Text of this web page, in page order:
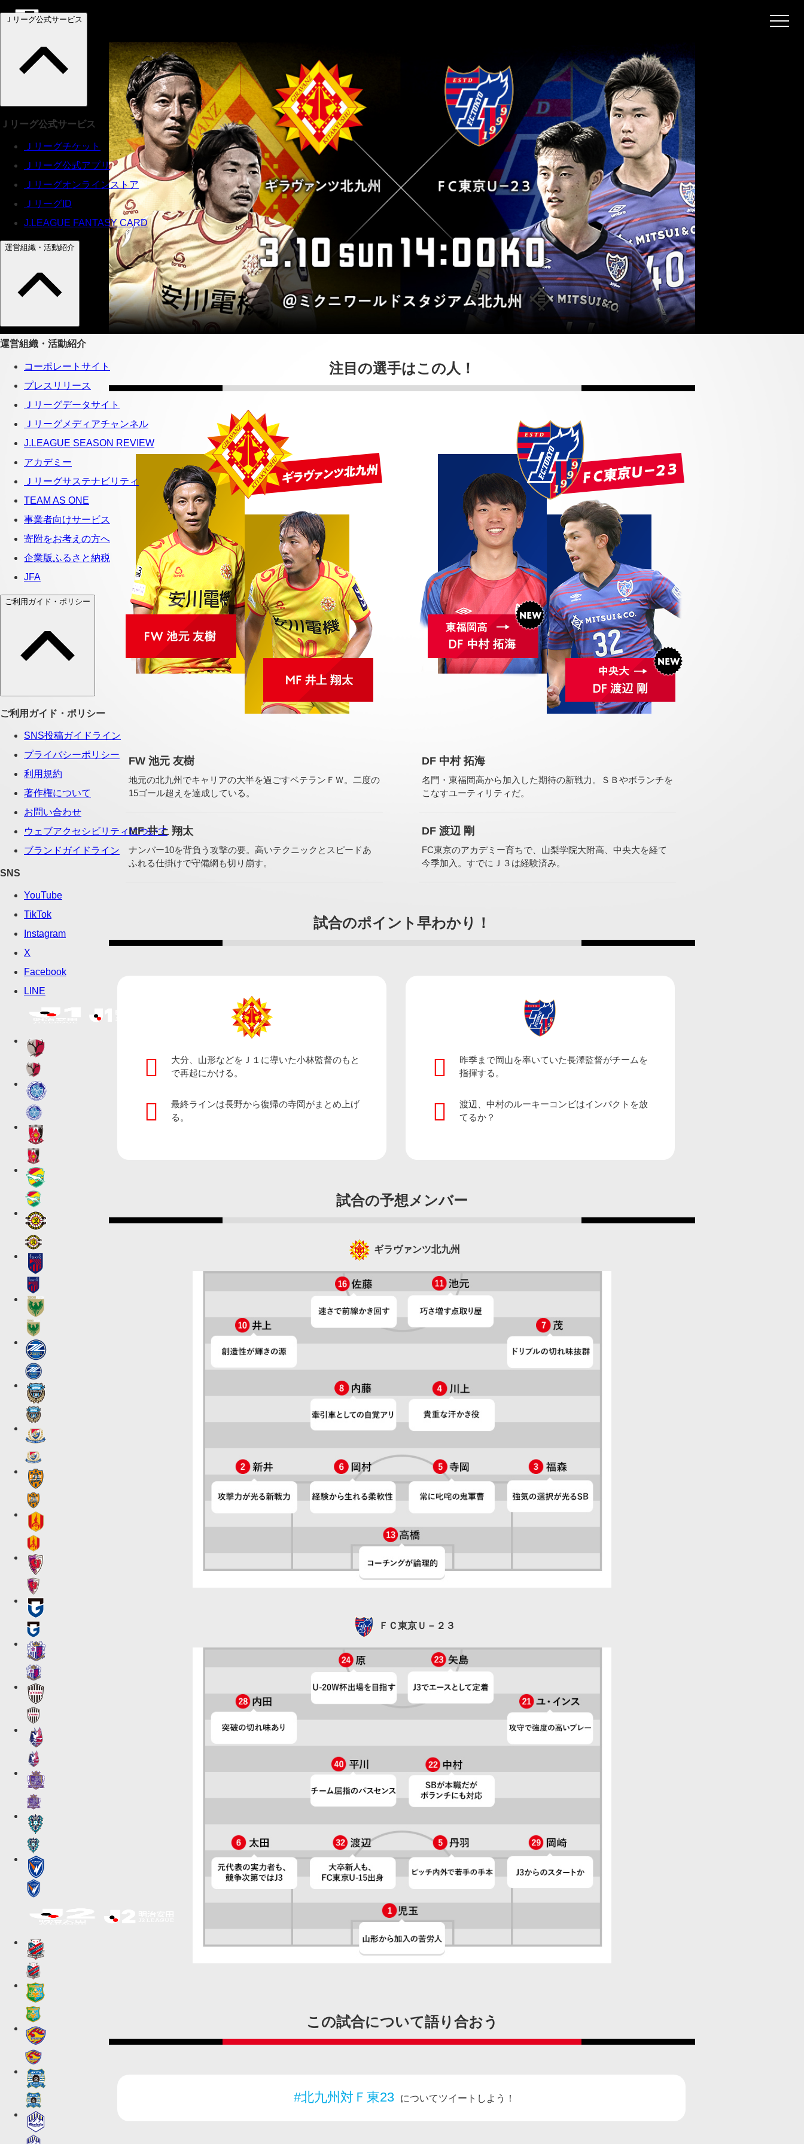
注目の選手はこの人！
FW 池元 友樹
地元の北九州でキャリアの大半を過ごすベテランＦＷ。二度の
15ゴール超えを達成している。
MF 井上 翔太
ナンバー10を背負う攻撃の要。高いテクニックとスピードあ
ふれる仕掛けで守備網も切り崩す。
DF 中村 拓海
名門・東福岡高から加入した期待の新戦力。ＳＢやボランチを
こなすユーティリティだ。
DF 渡辺 剛
FC東京のアカデミー育ちで、山梨学院大附高、中央大を経て
今季加入。すでにＪ３は経験済み。
試合のポイント早わかり！
大分、山形などをＪ１に導いた小林監督のもと
で再起にかける。
最終ラインは長野から復帰の寺岡がまとめ上げ
る。
昨季まで岡山を率いていた長澤監督がチームを
指揮する。
渡辺、中村のルーキーコンビはインパクトを放
てるか？
試合の予想メンバー
ギラヴァンツ北九州
ギラヴァンツ北九州
ＦＣ東京Ｕ－２３
ＦＣ東京Ｕ－２３
この試合について語り合おう
#北九州対Ｆ東23 についてツイートしよう！